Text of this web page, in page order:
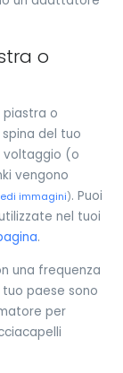
o
piastra o
del tuo
voltaggio (o
vengono
immagini). Puoi
nel tuoi
.
una frequenza
paese sono
per